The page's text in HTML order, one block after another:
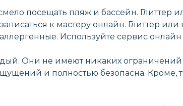
посещать пляж и бассейн. Глиттер
к мастеру онлайн. Глиттер
Используйте сервис онлайн
Они не имеют никаких ограничений -
и полностью безопасна. Кроме,